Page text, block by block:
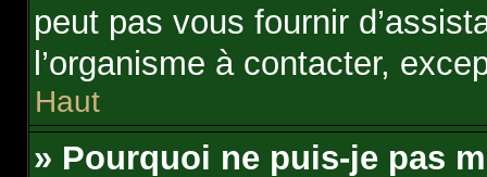
peut pas vous fournir
l’organisme à contacter,
Haut
» Pourquoi ne puis-je pas